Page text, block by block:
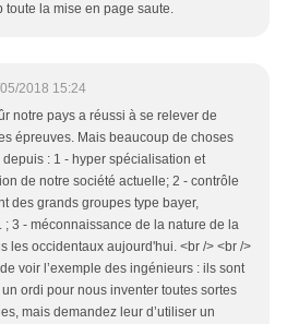
toute la mise en page saute.
2018 15:24
notre pays a réussi à se relever de
épreuves. Mais beaucoup de choses
: 1 - hyper spécialisation et
de notre société actuelle; 2 - contrôle
des grands groupes type bayer,
; 3 - méconnaissance de la nature de la
les occidentaux aujourd'hui. <br /> <br />
voir l’exemple des ingénieurs : ils sont
ordi pour nous inventer toutes sortes
mais demandez leur d’utiliser un